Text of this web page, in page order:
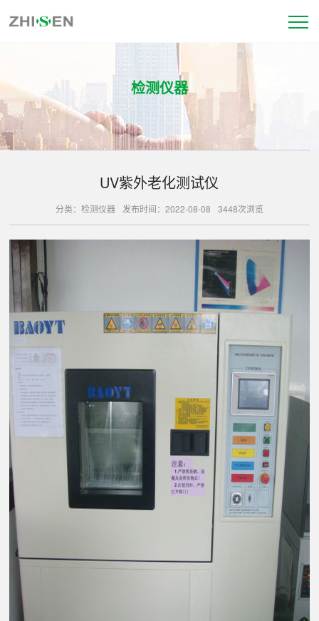
检测仪器
UV紫外老化测试仪
分类：检测仪器 发布时间：2022-08-08 3448次浏览